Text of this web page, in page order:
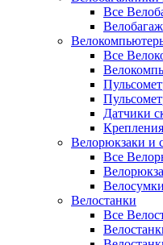
Все
Все
Датчики
Велорюкзаки и
Все
Велостанки
Все